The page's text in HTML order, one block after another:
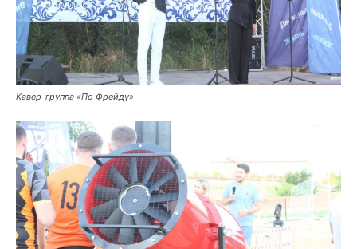
Кавер-группа «По Фрейду»